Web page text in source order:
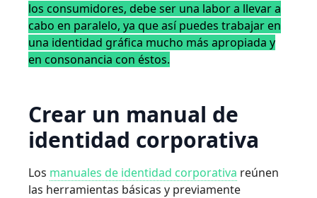
los consumidores, debe ser una labor a llevar a
cabo en paralelo, ya que así puedes trabajar en
una identidad gráfica mucho más apropiada y
en consonancia con éstos.
Crear un manual de
identidad corporativa
Los manuales de identidad corporativa reúnen
las herramientas básicas y previamente